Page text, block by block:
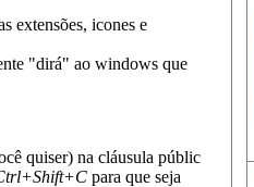
extensões, icones e
"dirá" ao windows que
quiser) na cláusula públic
para que seja